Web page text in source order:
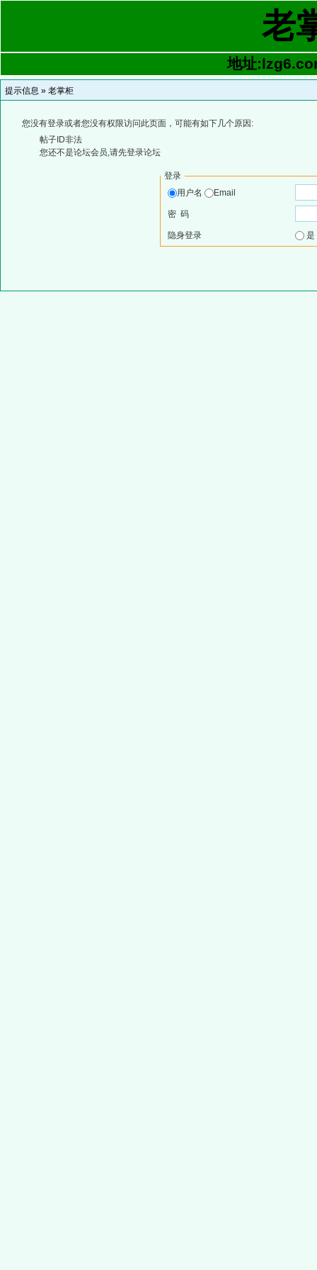
老
地址
提示信息 » 老掌柜
您没有登录或者您没有权限访问此页面，可能有如下几个原因:
帖子ID非法
您还不是论坛会员,请先登录论坛
登录
用户名
Email
密 码
隐身登录